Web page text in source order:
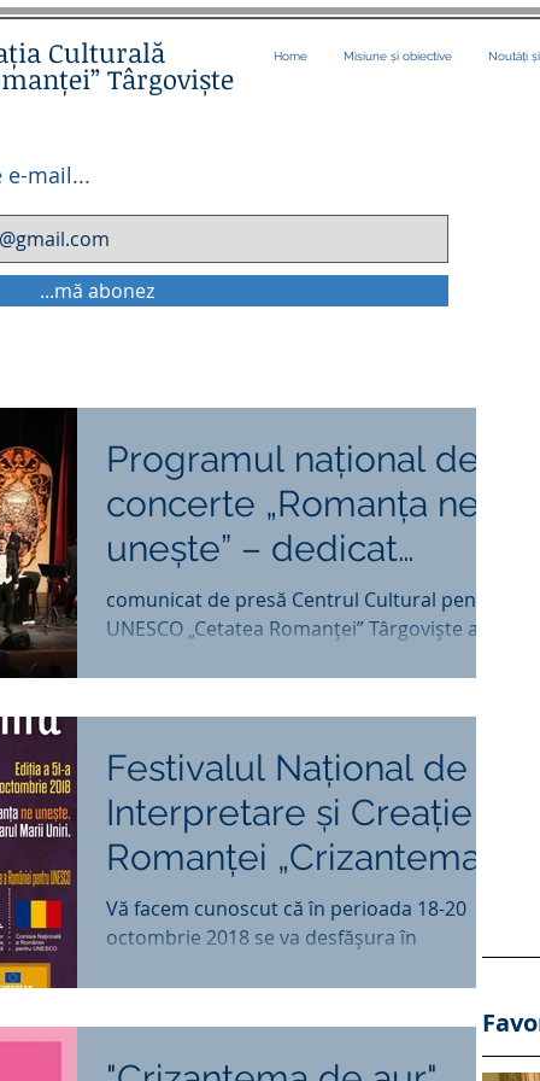
Culturală
Târgoviște
Home Misiune și obiective Noutăți
e-mail...
...mă abonez
Programul naţional de
concerte „Romanţa ne
uneşte” – dedicat
celebrării Centenarului
Marii Uniri de
comunicat de presă Centrul Cultural pentru
UNESCO „Cetatea Romanţei” Târgovişte a
CONCERTE „ROMANŢA NE...
Festivalul Naţional de
Interpretare şi Creaţie a
Romanţei „Crizantema
de Aur”, ediţia a 51-a,
2018,
Vă facem cunoscut că în perioada 18-20
octombrie 2018 se va desfăşura în
Comisiei Naţionale a...